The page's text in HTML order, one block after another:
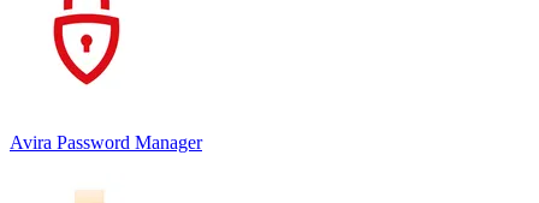
Avira Password Manager